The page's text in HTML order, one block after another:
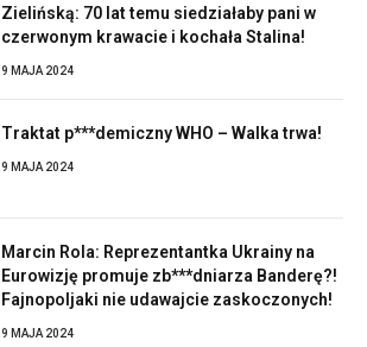
Zielińską: 70 lat temu siedziałaby pani w
czerwonym krawacie i kochała Stalina!
9 MAJA 2024
Traktat p***demiczny WHO – Walka trwa!
9 MAJA 2024
Marcin Rola: Reprezentantka Ukrainy na
Eurowizję promuje zb***dniarza Banderę?!
Fajnopoljaki nie udawajcie zaskoczonych!
9 MAJA 2024